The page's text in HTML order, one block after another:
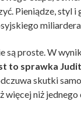
Pieniądze, styl
miliardera.
są proste. W
to sprawka
skutki
niż